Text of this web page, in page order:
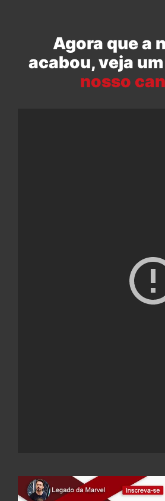
Agora que a
acabou, veja
nosso